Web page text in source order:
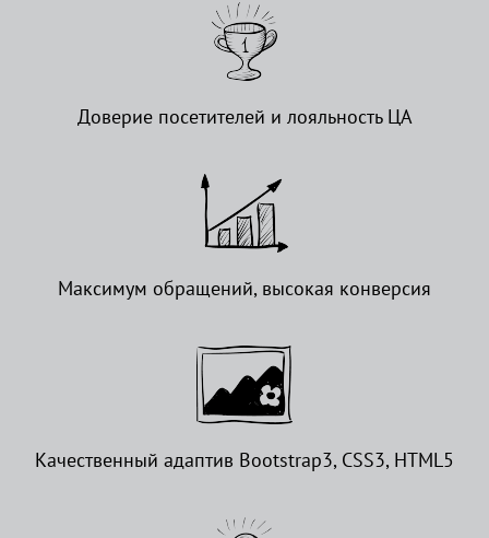
Доверие посетителей и лояльность ЦА
Максимум обращений, высокая конверсия
Качественный адаптив Bootstrap3, CSS3, HTML5